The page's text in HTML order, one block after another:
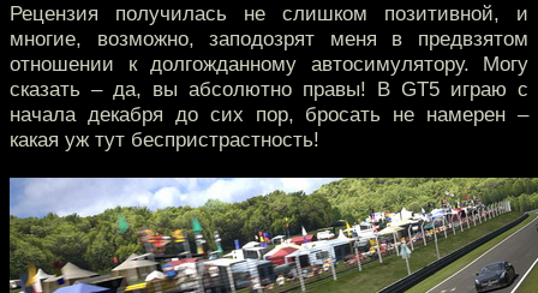
Рецензия получилась не слишком позитивной, и
многие, возможно, заподозрят меня в предвзятом
отношении к долгожданному автосимулятору. Могу
сказать – да, вы абсолютно правы! В GT5 играю с
начала декабря до сих пор, бросать не намерен –
какая уж тут беспристрастность!